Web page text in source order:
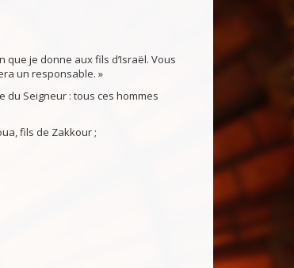
je donne aux fils d’Israël. Vous
un responsable. »
du Seigneur : tous ces hommes
fils de Zakkour ;